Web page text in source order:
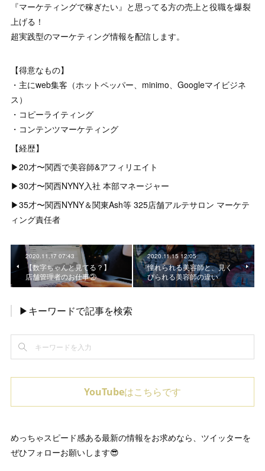
『マーケティングで稼ぎたい』と思ってる方の売上と役職を爆裂
上げる！
超実践型のマーケティング情報を配信します。
【得意なもの】
・主にweb集客（ホットペッパー、minimo、Googleマイビジネ
ス）
・コピーライティング
・コンテンツマーケティング
【経歴】
▶︎20才〜関西で美容師&アフィリエイト
▶︎30才〜関西NYNY入社 本部マネージャー
▶︎35才〜関西NYNY＆関東Ash等 325店舗アルテサロン マーケテ
ィング責任者
2020.11.17 07:43
【数字ちゃんと見てる？】
店舗管理者のお仕事②
2020.11.15 12:05
憧れられる美容師と、見く
びられる美容師の違い
▶キーワードで記事を検索
YouTubeはこちらです
めっちゃスピード感ある最新の情報をお求めなら、ツイッターを
ぜひフォローお願いします😎